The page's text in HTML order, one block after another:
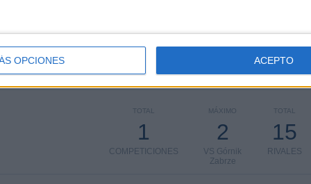
OPCIONES ACEPTO
1
CANALES TV
2173
GRATUÍTO
30
DE PAGO
TOTAL
15
RIVALES
MÁXIMO
2
VS Górnik
Zabrze
TOTAL
1
COMPETICIONES